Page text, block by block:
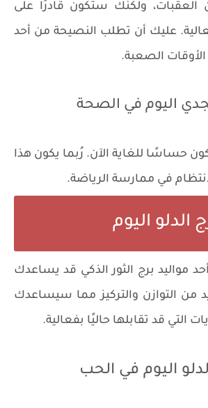
العقبات، ولكنك ستكون قادرًا على
عليك أن تطلب النصيحة من أحد
الأوقات الصعبة.
اليوم في الصحة
حساسًا للغاية الآن. رُبما يكون هذا
في ممارسة الرياضة.
الدلو اليوم
مواليد برج الثور الذكي قد يساعدك
من التوازن والتركيز مما سيساعدك
التي قد تقابلها حاليًا بفعالية.
اليوم في الحب